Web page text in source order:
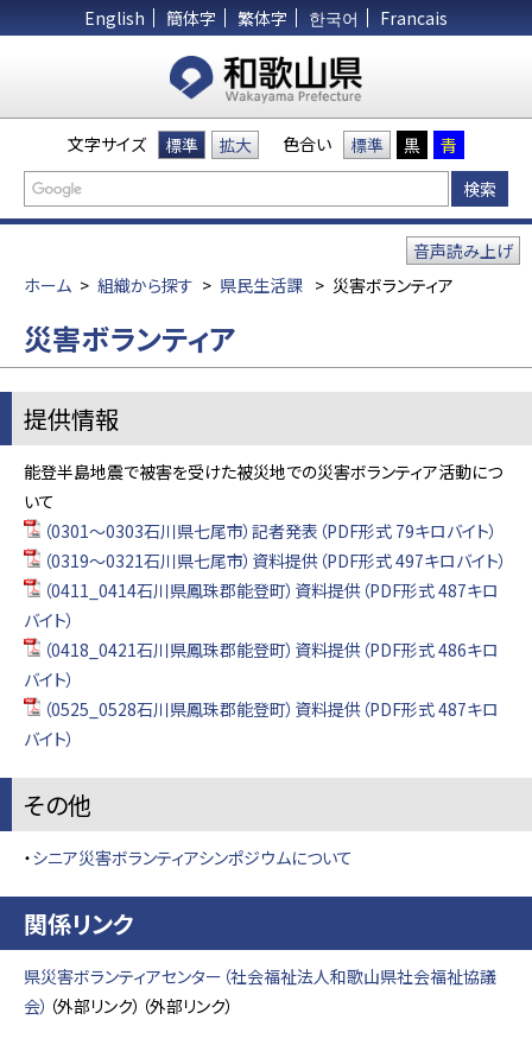
English 簡体字 繁体字 한국어 Francais
文字サイズ 標準 拡大 色合い 標準 黒 青
ホーム > 組織から探す > 県民生活課 > 災害ボランティア
音声読み上げ
災害ボランティア
提供情報
能登半島地震で被害を受けた被災地での災害ボランティア活動につ
いて
（0301～0303石川県七尾市）記者発表（PDF形式 79キロバイト）
（0319～0321石川県七尾市）資料提供（PDF形式 497キロバイト）
（0411_0414石川県鳳珠郡能登町）資料提供（PDF形式 487キロ
バイト）
（0418_0421石川県鳳珠郡能登町）資料提供（PDF形式 486キロ
バイト）
（0525_0528石川県鳳珠郡能登町）資料提供（PDF形式 487キロ
バイト）
その他
・シニア災害ボランティアシンポジウムについて
関係リンク
県災害ボランティアセンター（社会福祉法人和歌山県社会福祉協議
会） （外部リンク）（外部リンク）